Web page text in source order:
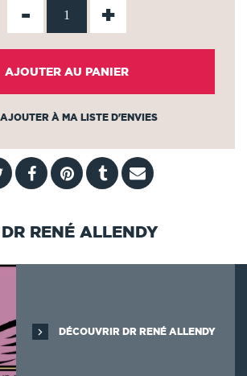
- +
AJOUTER AU PANIER
AJOUTER À MA LISTE D'ENVIES
RENÉ ALLENDY
DÉCOUVRIR DR RENÉ ALLENDY